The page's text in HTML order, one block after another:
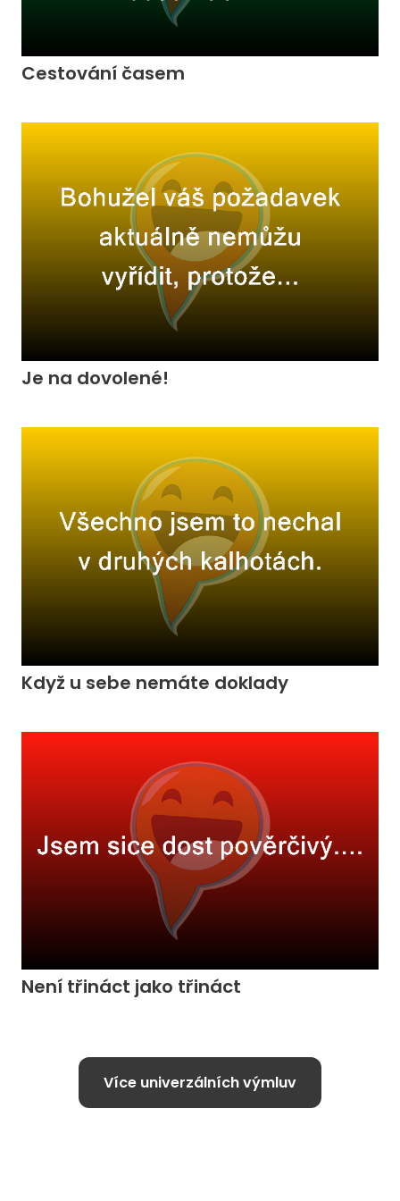
Cestování časem
Je na dovolené!
Když u sebe nemáte doklady
Není třináct jako třináct
Více univerzálních výmluv